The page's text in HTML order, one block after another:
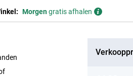
Morgengratis afhalen